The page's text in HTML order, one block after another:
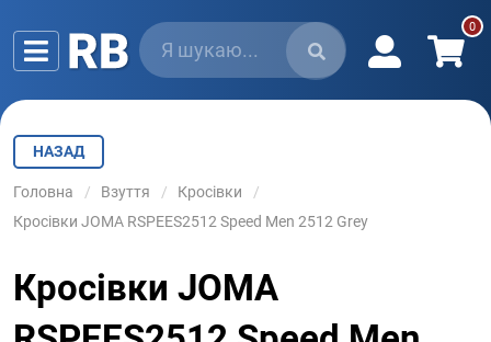
НАЗАД
Головна Взуття
Кросівки
Кросівки JOMA RSPEES2512 Speed Men 2512 Grey
Кросівки JOMA